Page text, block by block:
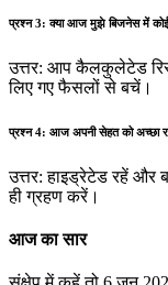
प्रश्न 3: क्या आज मुझे बिजनेस में कोई
उत्तर: आप कैलकुलेटेड
लिए गए फैसलों से बचें।
प्रश्न 4: आज अपनी सेहत को अच्छा
उत्तर: हाइड्रेटेड रहें और
ही ग्रहण करें।
आज का सार